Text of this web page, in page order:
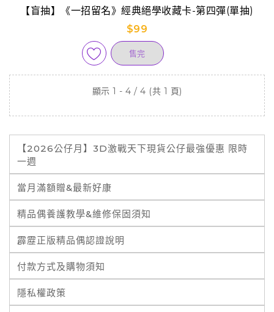
【盲抽】《一招留名》經典絕學收藏卡-第四彈(單抽)
$99
售完
顯示 1 - 4 / 4 (共 1 頁)
【2026公仔月】3D激戰天下現貨公仔最強優惠 限時
一週
當月滿額贈&最新好康
精品偶養護教學&維修保固須知
霹靂正版精品偶認證說明
付款方式及購物須知
隱私權政策